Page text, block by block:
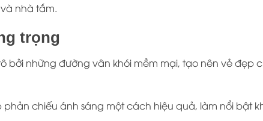
nhà tắm.
trọng
bởi những đường vân khói mềm mại, tạo nên vẻ
chiếu ánh sáng một cách hiệu quả, làm nổi bật